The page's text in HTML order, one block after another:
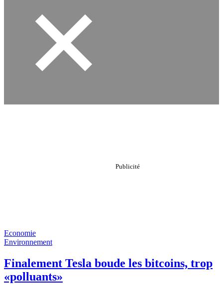
Economie
Environnement
Finalement Tesla boude les bitcoins, trop
«polluants»